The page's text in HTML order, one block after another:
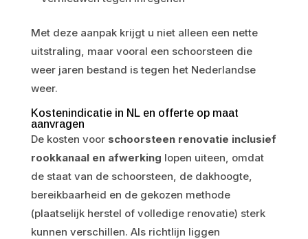
Met deze aanpak krijgt u niet alleen een nette
uitstraling, maar vooral een schoorsteen die
weer jaren bestand is tegen het Nederlandse
weer.
Kostenindicatie in NL en offerte op maat
aanvragen
De kosten voor schoorsteen renovatie inclusief
rookkanaal en afwerking lopen uiteen, omdat
de staat van de schoorsteen, de dakhoogte,
bereikbaarheid en de gekozen methode
(plaatselijk herstel of volledige renovatie) sterk
kunnen verschillen. Als richtlijn liggen